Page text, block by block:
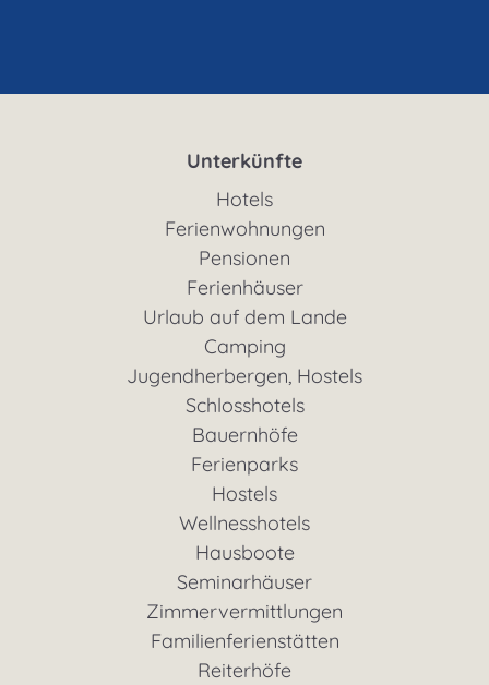
Unterkünfte
Hotels
Ferienwohnungen
Pensionen
Ferienhäuser
Urlaub auf dem Lande
Camping
Jugendherbergen, Hostels
Schlosshotels
Bauernhöfe
Ferienparks
Hostels
Wellnesshotels
Hausboote
Seminarhäuser
Zimmervermittlungen
Familienferienstätten
Reiterhöfe